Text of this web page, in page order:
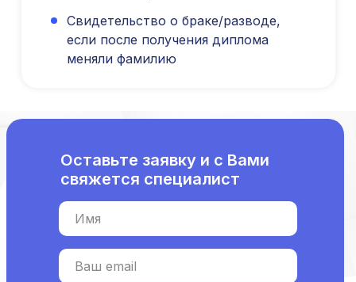
Свидетельство о браке/разводе,
если после получения диплома
меняли фамилию
Имя
Ваш email
Оставьте заявку и с Вами
свяжется специалист
Общество с Ограниченной Ответственностью
Основные сведения
Структура и органы